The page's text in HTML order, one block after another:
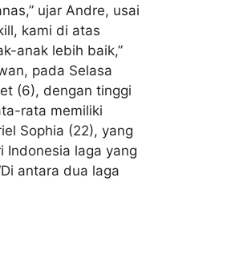
ujar Andre, usai
kami di atas
anak lebih baik,”
pada Selasa
(6), dengan tinggi
rata memiliki
Sophia (22), yang
Indonesia laga yang
antara dua laga